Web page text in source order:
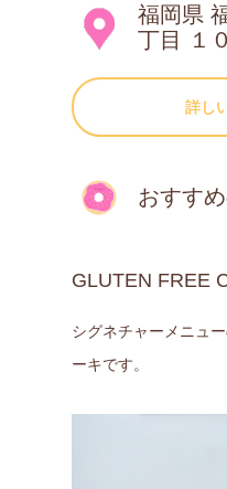
福岡県
丁目 １
詳し
おすす
GLUTEN FREE
シグネチャーメニュ
ーキです。